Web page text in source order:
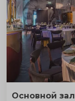
Основной зал